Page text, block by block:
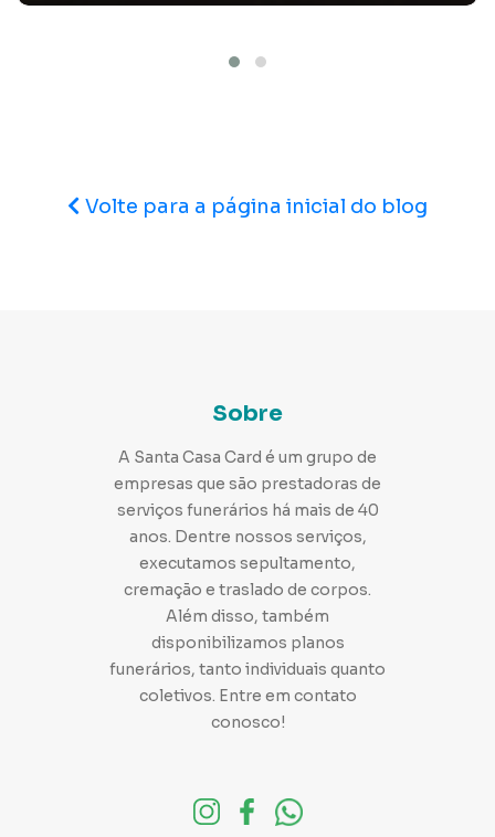
Funeral judaico: como funciona e quais são suas
Nesse artigo, a Santa Casa Card te conta 5 curiosidades do
Curiosidades: conheça a origem do velório!
Sabe qual é a origem do velório? Tem curiosidade em
conhecer o que originou essa prática? Visite o blog da
Santa Casa Card!
Volte para a página inicial do blog
Sobre
A Santa Casa Card é um grupo de
empresas que são prestadoras de
serviços funerários há mais de 40
anos. Dentre nossos serviços,
executamos sepultamento,
cremação e traslado de corpos.
Além disso, também
disponibilizamos planos
funerários, tanto individuais quanto
coletivos. Entre em contato
conosco!